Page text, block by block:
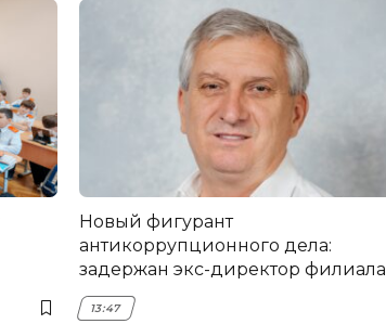
Новый фигурант
антикоррупционного дела:
задержан экс-директор филиала
НЭСК Крымска
13:47